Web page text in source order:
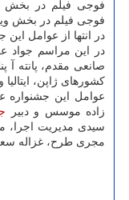
فوجی فیلم در بخش
فوجی فیلم در بخش
در انتها از عوامل این
در این مراسم جواد
صانعی مقدم، پانته آ
کشورهای ژاپن،
عوامل این جشنواره
زاده موسس و دبیر
سیدی مدیریت اجرا،
مجری طرح، غزاله